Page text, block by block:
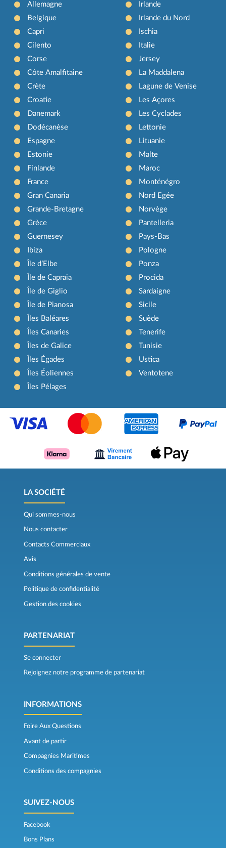
Allemagne
Belgique
Capri
Cilento
Corse
Côte Amalfitaine
Crète
Croatie
Danemark
Dodécanèse
Espagne
Estonie
Finlande
France
Gran Canaria
Grande-Bretagne
Grèce
Guernesey
Ibiza
Île d’Elbe
Île de Capraia
Île de Giglio
Île de Pianosa
Îles Baléares
Îles Canaries
Îles de Galice
Îles Égades
Îles Éoliennes
Îles Pélages
Irlande
Irlande du Nord
Ischia
Italie
Jersey
La Maddalena
Lagune de Venise
Les Açores
Les Cyclades
Lettonie
Lituanie
Malte
Maroc
Monténégro
Nord Egée
Norvège
Pantelleria
Pays-Bas
Pologne
Ponza
Procida
Sardaigne
Sicile
Suède
Tenerife
Tunisie
Ustica
Ventotene
LA SOCIÉTÉ
Qui sommes-nous
Nous contacter
Contacts Commerciaux
Avis
Conditions générales de vente
Politique de confidentialité
Gestion des cookies
PARTENARIAT
Se connecter
Rejoignez notre programme de partenariat
INFORMATIONS
Foire Aux Questions
Avant de partir
Compagnies Maritimes
Conditions des compagnies
SUIVEZ-NOUS
Facebook
Bons Plans